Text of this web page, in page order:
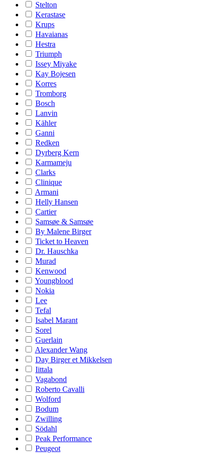
Stelton
Kerastase
Krups
Havaianas
Hestra
Triumph
Issey Miyake
Kay Bojesen
Korres
Tromborg
Bosch
Lanvin
Kähler
Ganni
Redken
Dyrberg Kern
Karmameju
Clarks
Clinique
Armani
Helly Hansen
Cartier
Samsøe & Samsøe
By Malene Birger
Ticket to Heaven
Dr. Hauschka
Murad
Kenwood
Youngblood
Nokia
Lee
Tefal
Isabel Marant
Sorel
Guerlain
Alexander Wang
Day Birger et Mikkelsen
Iittala
Vagabond
Roberto Cavalli
Wolford
Bodum
Zwilling
Södahl
Peak Performance
Peugeot